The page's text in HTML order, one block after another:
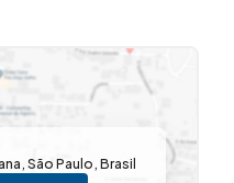
,São Paulo,Brasil